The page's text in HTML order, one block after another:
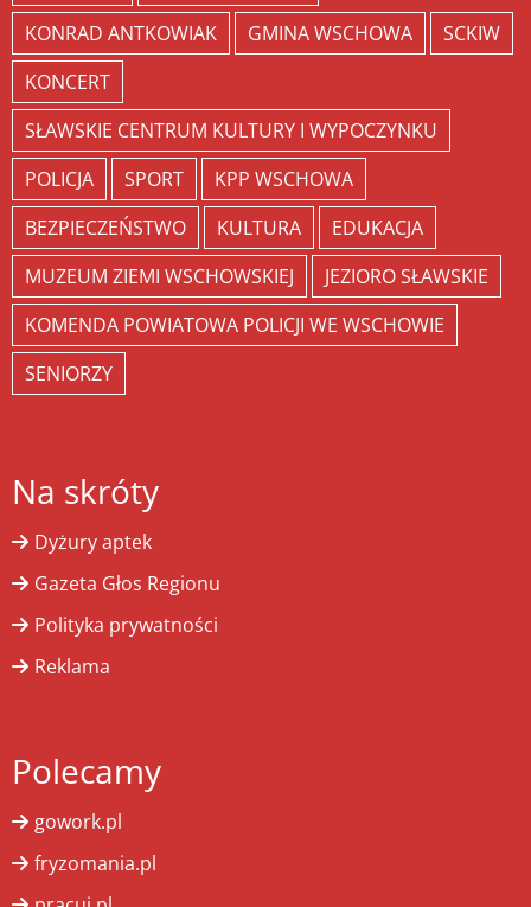
KONRAD ANTKOWIAK
GMINA WSCHOWA
SCKIW
KONCERT
SŁAWSKIE CENTRUM KULTURY I WYPOCZYNKU
POLICJA
SPORT
KPP WSCHOWA
BEZPIECZEŃSTWO
KULTURA
EDUKACJA
MUZEUM ZIEMI WSCHOWSKIEJ
JEZIORO SŁAWSKIE
KOMENDA POWIATOWA POLICJI WE WSCHOWIE
SENIORZY
Na skróty
Dyżury aptek
Gazeta Głos Regionu
Polityka prywatności
Reklama
Polecamy
gowork.pl
fryzomania.pl